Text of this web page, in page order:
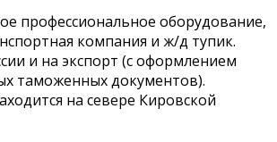
профессиональное оборудование,
компания и ж/д тупик.
и на экспорт (с оформлением
таможенных документов).
на севере Кировской